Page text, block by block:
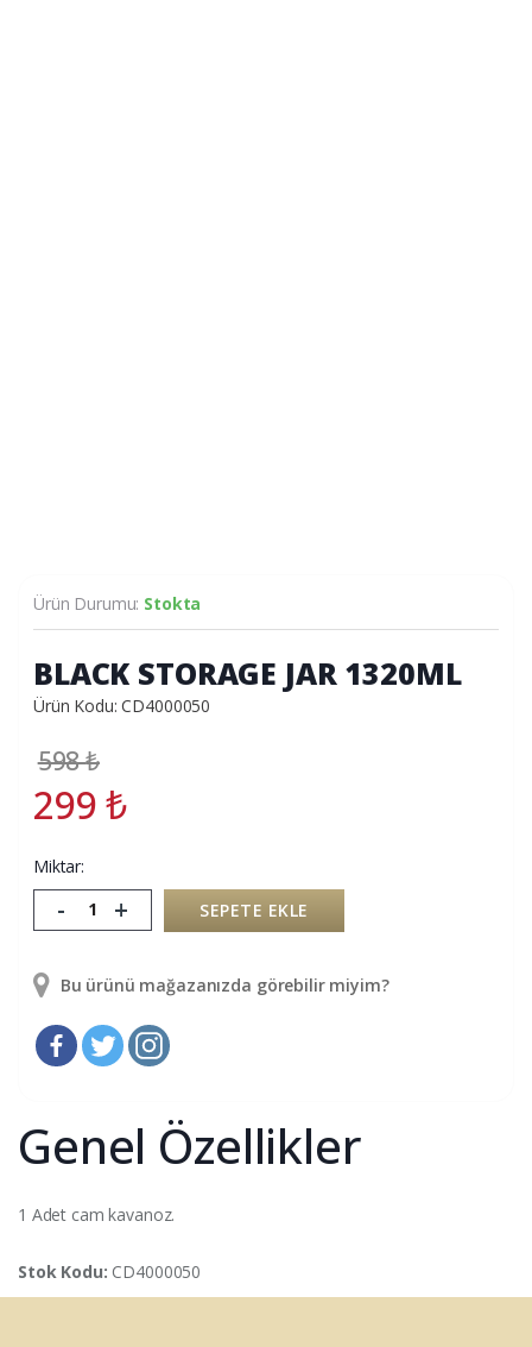
Ürün Durumu: Stokta
BLACK STORAGE JAR 1320ML
Ürün Kodu: CD4000050
598₺
299₺
Miktar:
- + SEPETE EKLE
Bu ürünü mağazanızda görebilir miyim?
Genel Özellikler
1 Adet cam kavanoz.
Stok Kodu: CD4000050